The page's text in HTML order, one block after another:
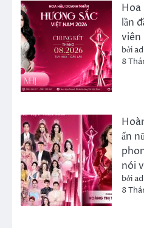
Hoa
lần
viên
bởi
8
ấn
nói
bởi
8